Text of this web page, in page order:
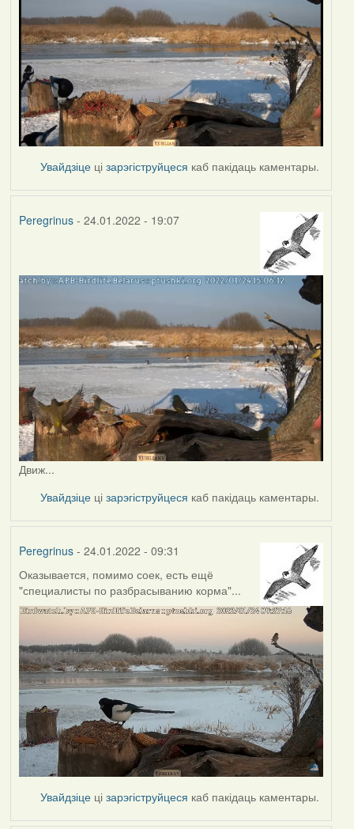
Увайдзіце цізарэгіструйцеся каб пакідаць каментары.
Peregrinus- 24.01.2022 - 19:07
Движ...
Увайдзіце цізарэгіструйцеся каб пакідаць каментары.
Peregrinus- 24.01.2022 - 09:31
Оказывается, помимо соек, есть ещё
"специалисты по разбрасыванию корма"...
Увайдзіце цізарэгіструйцеся каб пакідаць каментары.